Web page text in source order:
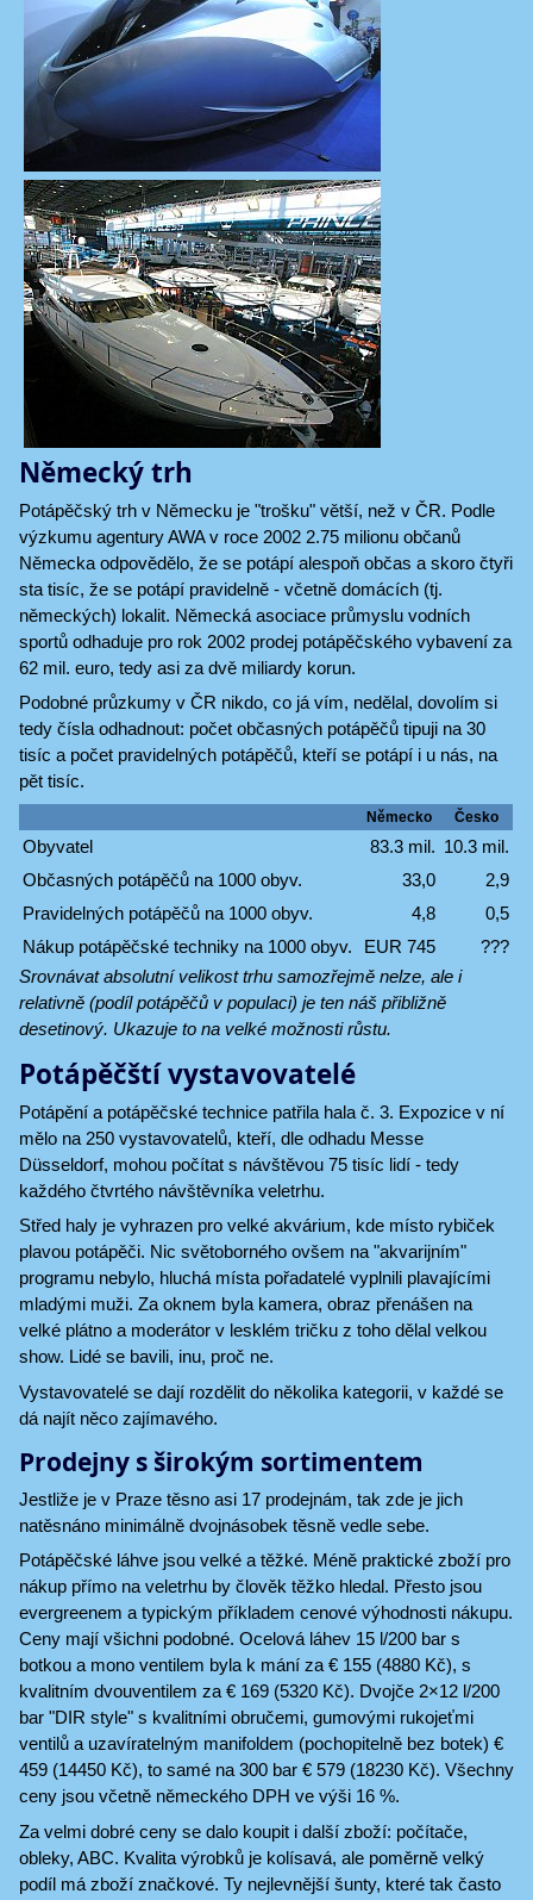
Německý trh
Potápěčský trh v Německu je "trošku" větší, než v ČR. Podle
výzkumu agentury AWA v roce 2002 2.75 milionu občanů
Německa odpovědělo, že se potápí alespoň občas a skoro čtyři
sta tisíc, že se potápí pravidelně - včetně domácích (tj.
německých) lokalit. Německá asociace průmyslu vodních
sportů odhaduje pro rok 2002 prodej potápěčského vybavení za
62 mil. euro, tedy asi za dvě miliardy korun.
Podobné průzkumy v ČR nikdo, co já vím, nedělal, dovolím si
tedy čísla odhadnout: počet občasných potápěčů tipuji na 30
tisíc a počet pravidelných potápěčů, kteří se potápí i u nás, na
pět tisíc.
Německo Česko
Obyvatel 83.3 mil. 10.3 mil.
Občasných potápěčů na 1000 obyv.
33,0
2,9
Pravidelných potápěčů na 1000 obyv.
4,8
0,5
Nákup potápěčské techniky na 1000 obyv.
EUR 745
???
Srovnávat absolutní velikost trhu samozřejmě nelze, ale i
relativně (podíl potápěčů v populaci) je ten náš přibližně
desetinový. Ukazuje to na velké možnosti růstu.
Potápěčští vystavovatelé
Potápění a potápěčské technice patřila hala č. 3. Expozice v ní
mělo na 250 vystavovatelů, kteří, dle odhadu Messe
Düsseldorf, mohou počítat s návštěvou 75 tisíc lidí - tedy
každého čtvrtého návštěvníka veletrhu.
Střed haly je vyhrazen pro velké akvárium, kde místo rybiček
plavou potápěči. Nic světoborného ovšem na "akvarijním"
programu nebylo, hluchá místa pořadatelé vyplnili plavajícími
mladými muži. Za oknem byla kamera, obraz přenášen na
velké plátno a moderátor v lesklém tričku z toho dělal velkou
show. Lidé se bavili, inu, proč ne.
Vystavovatelé se dají rozdělit do několika kategorii, v každé se
dá najít něco zajímavého.
Prodejny s širokým sortimentem
Jestliže je v Praze těsno asi 17 prodejnám, tak zde je jich
natěsnáno minimálně dvojnásobek těsně vedle sebe.
Potápěčské láhve jsou velké a těžké. Méně praktické zboží pro
nákup přímo na veletrhu by člověk těžko hledal. Přesto jsou
evergreenem a typickým příkladem cenové výhodnosti nákupu.
Ceny mají všichni podobné. Ocelová láhev 15 l/200 bar s
botkou a mono ventilem byla k mání za € 155 (4880 Kč), s
kvalitním dvouventilem za € 169 (5320 Kč). Dvojče 2×12 l/200
bar "DIR style" s kvalitními obručemi, gumovými rukojeťmi
ventilů a uzavíratelným manifoldem (pochopitelně bez botek) €
459 (14450 Kč), to samé na 300 bar € 579 (18230 Kč). Všechny
ceny jsou včetně německého DPH ve výši 16 %.
Za velmi dobré ceny se dalo koupit i další zboží: počítače,
obleky, ABC. Kvalita výrobků je kolísavá, ale poměrně velký
podíl má zboží značkové. Ty nejlevnější šunty, které tak často